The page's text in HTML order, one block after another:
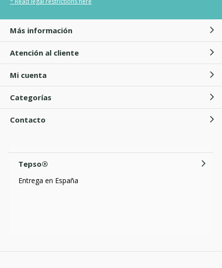
Más información
Atención al cliente
Mi cuenta
Categorías
Contacto
Tepso®
Entrega en España